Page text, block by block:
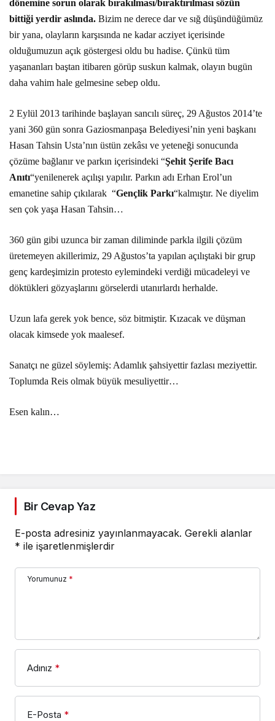
dönemine sorun olarak bırakılması/bıraktırılması sözün
bittiği yerdir aslında.Bizim ne derece dar ve sığ düşündüğümüz
bir yana, olayların karşısında ne kadar acziyet içerisinde
olduğumuzun açık göstergesi oldu bu hadise. Çünkü tüm
yaşananları baştan itibaren görüp suskun kalmak, olayın bugün
daha vahim hale gelmesine sebep oldu.
2 Eylül 2013 tarihinde başlayan sancılı süreç, 29 Ağustos 2014’te
yani 360 gün sonra Gaziosmanpaşa Belediyesi’nin yeni başkanı
Hasan Tahsin Usta’nın üstün zekâsı ve yeteneği sonucunda
çözüme bağlanır ve parkın içerisindeki “Şehit Şerife Bacı
Anıtı“yenilenerek açılışı yapılır. Parkın adı Erhan Erol’un
emanetine sahip çıkılarak “Gençlik Parkı“kalmıştır. Ne diyelim
sen çok yaşa Hasan Tahsin…
360 gün gibi uzunca bir zaman diliminde parkla ilgili çözüm
üretemeyen akillerimiz, 29 Ağustos’ta yapılan açılıştaki bir grup
genç kardeşimizin protesto eylemindeki verdiği mücadeleyi ve
döktükleri gözyaşlarını görselerdi utanırlardı herhalde.
Uzun lafa gerek yok bence, söz bitmiştir. Kızacak ve düşman
olacak kimsede yok maalesef.
Sanatçı ne güzel söylemiş: Adamlık şahsiyettir fazlası meziyettir.
Toplumda Reis olmak büyük mesuliyettir…
Esen kalın…
Bir Cevap Yaz
E-posta adresiniz yayınlanmayacak. Gerekli alanlar
* ile işaretlenmişlerdir
Yorumunuz *
Adınız *
E-Posta *